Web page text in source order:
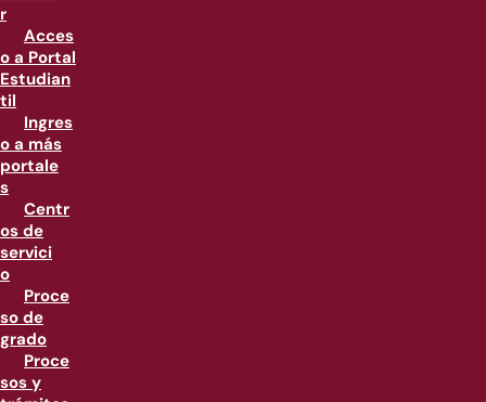
r
Acces
o a Portal
Estudian
til
Ingres
o a más
portale
s
Centr
os de
servici
o
Proce
so de
grado
Proce
sos y